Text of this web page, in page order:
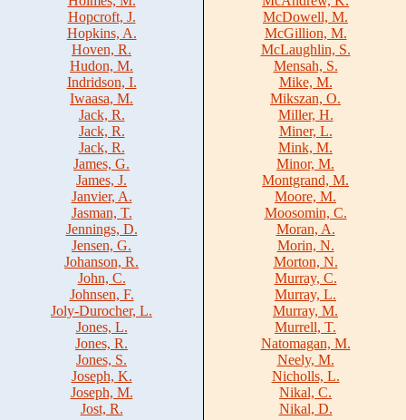
Hopcroft, J.
Hopkins, A.
Hoven, R.
Hudon, M.
Indridson, I.
Iwaasa, M.
Jack, R.
Jack, R.
Jack, R.
James, G.
James, J.
Janvier, A.
Jasman, T.
Jennings, D.
Jensen, G.
Johanson, R.
John, C.
Johnsen, F.
Joly-Durocher, L.
Jones, L.
Jones, R.
Jones, S.
Joseph, K.
Joseph, M.
Jost, R.
McDowell, M.
McGillion, M.
McLaughlin, S.
Mensah, S.
Mike, M.
Mikszan, O.
Miller, H.
Miner, L.
Mink, M.
Minor, M.
Montgrand, M.
Moore, M.
Moosomin, C.
Moran, A.
Morin, N.
Morton, N.
Murray, C.
Murray, L.
Murray, M.
Murrell, T.
Natomagan, M.
Neely, M.
Nicholls, L.
Nikal, C.
Nikal, D.